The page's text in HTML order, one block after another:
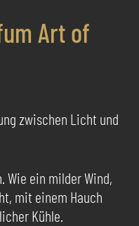
Art of
zwischen Licht und
Wie ein milder Wind,
mit einem Hauch
Kühle.